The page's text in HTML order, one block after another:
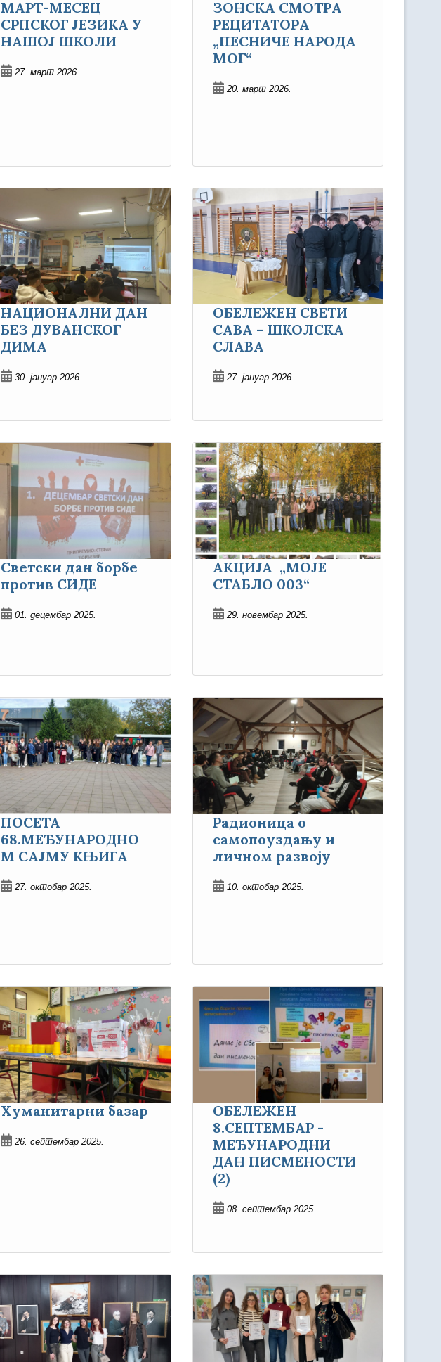
МАРТ-МЕСЕЦ
СРПСКОГ ЈЕЗИКА У
НАШОЈ ШКОЛИ
27. март 2026.
ЗОНСКА СМОТРА
РЕЦИТАТОРА
„ПЕСНИЧЕ НАРОДА
МОГ“
20. март 2026.
НАЦИОНАЛНИ ДАН
БЕЗ ДУВАНСКОГ
ДИМА
30. јануар 2026.
ОБЕЛЕЖЕН СВЕТИ
САВА – ШКОЛСКА
СЛАВА
27. јануар 2026.
Светски дан борбе
против СИДЕ
01. децембар 2025.
АКЦИЈА „МОЈЕ
СТАБЛО 003“
29. новембар 2025.
ПОСЕТА
68.МЕЂУНАРОДНО
М САЈМУ КЊИГА
27. октобар 2025.
Радионица о
самопоуздању и
личном развоју
10. октобар 2025.
Хуманитарни базар
26. септембар 2025.
ОБЕЛЕЖЕН
8.СЕПТЕМБАР -
МЕЂУНАРОДНИ
ДАН ПИСМЕНОСТИ
(2)
08. септембар 2025.